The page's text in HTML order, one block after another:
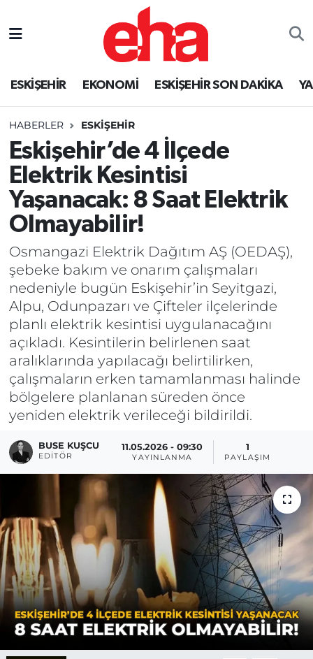
ESKİŞEHİR EKONOMİ ESKİŞEHİR SON DAKİKA
HABERLER ESKİŞEHİR
Eskişehir’de 4 İlçede
Elektrik Kesintisi
Yaşanacak: 8 Saat Elektrik
Olmayabilir!
Osmangazi Elektrik Dağıtım AŞ (OEDAŞ),
şebeke bakım ve onarım çalışmaları
nedeniyle bugün Eskişehir’in Seyitgazi,
Alpu, Odunpazarı ve Çifteler ilçelerinde
planlı elektrik kesintisi uygulanacağını
açıkladı. Kesintilerin belirlenen saat
aralıklarında yapılacağı belirtilirken,
çalışmaların erken tamamlanması halinde
bölgelere planlanan süreden önce
yeniden elektrik verileceği bildirildi.
BUSE KUŞCU
EDITÖR
11.05.2026 - 09:30
YAYINLANMA
1
PAYLAŞIM